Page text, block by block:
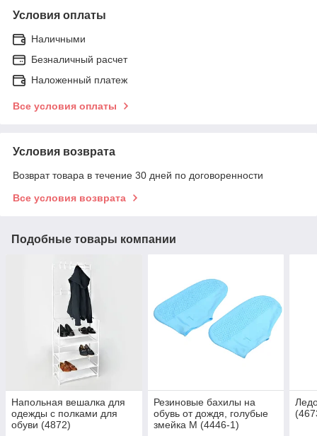
Условия оплаты
Наличными
Безналичный расчет
Наложенный платеж
Все условия оплаты
Условия возврата
Возврат товара в течение 30 дней по договоренности
Все условия возврата
Подобные товары компании
Напольная вешалка для
одежды с полками для
обуви (4872)
Резиновые бахилы на
обувь от дождя, голубые
змейка M (4446-1)